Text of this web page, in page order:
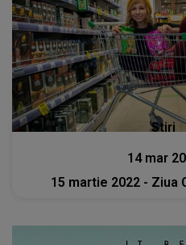
Stiri
14 mar
15 martie 2022 - Ziua